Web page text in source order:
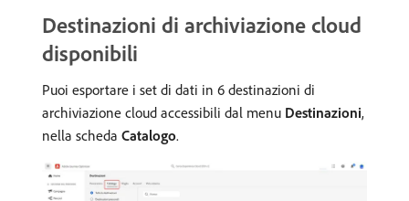
Destinazioni di archiviazione cloud
disponibili
Puoi esportare i set di dati in 6 destinazioni di
archiviazione cloud accessibili dal menu Destinazioni,
nella scheda Catalogo.